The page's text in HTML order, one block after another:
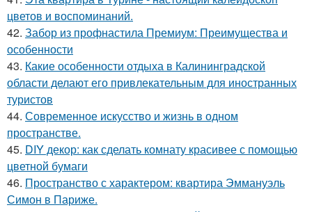
цветов и воспоминаний.
42. Забор из профнастила Премиум: Преимущества и
особенности
43. Какие особенности отдыха в Калининградской
области делают его привлекательным для иностранных
туристов
44. Современное искусство и жизнь в одном
пространстве.
45. DIY декор: как сделать комнату красивее с помощью
цветной бумаги
46. Пространство с характером: квартира Эммануэль
Симон в Париже.